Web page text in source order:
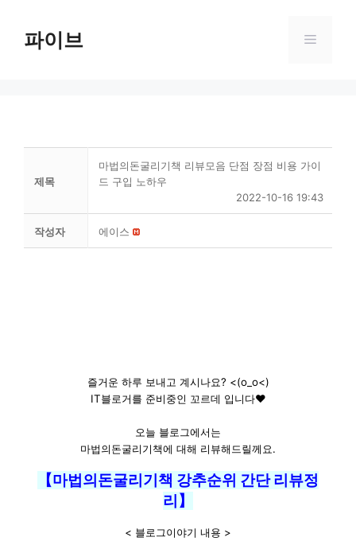
content파이브 Menu
제목
마법의돈굴리기책 리뷰모음 단점 장점 비용 가이
드 구입 노하우
2022-10-16 19:43
작성자 에이스
즐거운 하루 보내고 계시나요? <(o_o<)
IT블로거를 준비중인 꼬르데 입니다♥
오늘 블로그에서는
마법의돈굴리기책에 대해 리뷰해드릴께요.
【마법의돈굴리기책 강추순위 간단 리뷰정
리】
< 블로그이야기 내용 >